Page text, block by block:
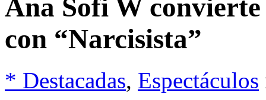
Ana Sofi W convierte
con “Narcisista”
* Destacadas, Espectáculos